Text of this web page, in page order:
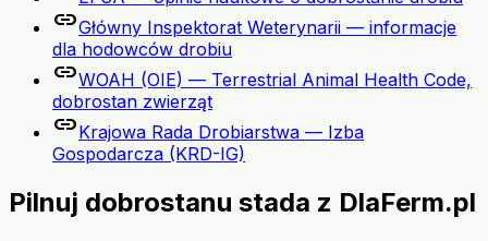
linkGłówny Inspektorat Weterynarii — informacje
dla hodowców drobiu
linkWOAH (OIE) — Terrestrial Animal Health Code,
dobrostan zwierząt
linkKrajowa Rada Drobiarstwa — Izba
Gospodarcza (KRD-IG)
Pilnuj dobrostanu stada z DlaFerm.pl